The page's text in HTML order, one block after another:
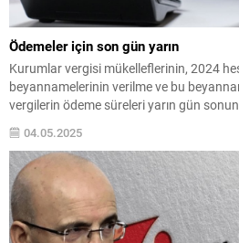
Ödemeler için son gün yarın
Kurumlar vergisi mükelleflerinin, 2024
beyannamelerinin verilme ve bu
vergilerin ödeme süreleri yarın gün
04.05.2025